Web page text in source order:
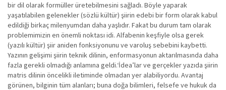
bir dil olarak formüller üretebilmesini sağladı. Böyle yaparak
yaşatılabilen gelenekler (sözlü kültür) şiirin edebi bir form olarak kabul
edildiği birkaç milenyumdan daha yaşlıdır. Fakat bu durum tam olarak
problemimizin en önemli noktası idi. Alfabenin keşfiyle olsa gerek
(yazılı kültür) şiir aniden fonksiyonunu ve varoluş sebebini kaybetti.
Yazının gelişimi şiirin teknik dilinin, enformasyonun aktarılmasında daha
fazla gerekli olmadığı anlamına geldi.‘İdea’lar ve gerçekler yazıda şiirin
matris dilinin öncelikli iletiminde olmadan yer alabiliyordu. Avantaj
görünen, bilginin tüm alanları; buna doğa bilimleri, felsefe ve hukuk da